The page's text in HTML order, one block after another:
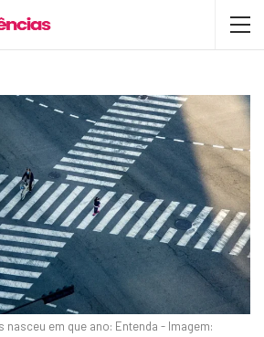
nasceu em que ano: Entenda - Imagem: